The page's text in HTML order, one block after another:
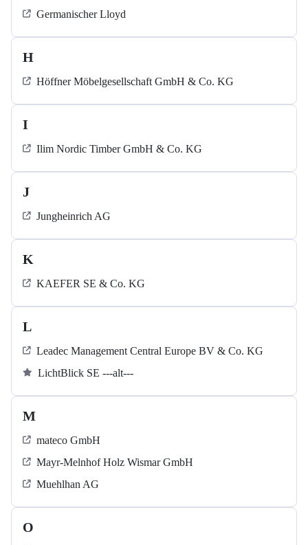
Germanischer Lloyd
H
Höffner Möbelgesellschaft GmbH & Co. KG
I
Ilim Nordic Timber GmbH & Co. KG
J
Jungheinrich AG
K
KAEFER SE & Co. KG
L
Leadec Management Central Europe BV & Co. KG
LichtBlick SE ---alt---
M
mateco GmbH
Mayr-Melnhof Holz Wismar GmbH
Muehlhan AG
O